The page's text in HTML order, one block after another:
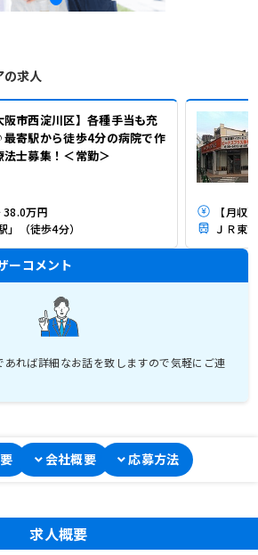
の求人
阪市西淀川区】各種手当も充
寄駅から徒歩4分の病院で作
法士募集！＜常勤＞
38.0万円
」（徒歩4分）
【月収
ＪＲ東
ーコメント
れば詳細なお話を致しますので気軽にご連
会社概要 応募方法
求人概要